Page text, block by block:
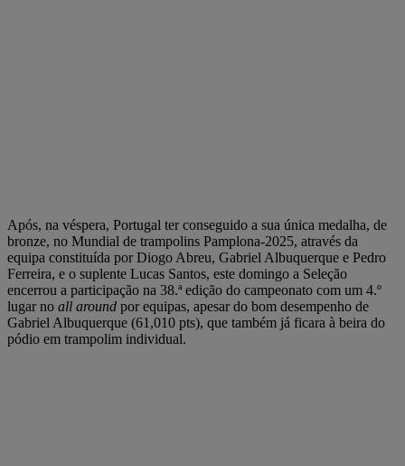
Após, na véspera, Portugal ter conseguido a sua única medalha, de
bronze, no Mundial de trampolins Pamplona-2025, através da
equipa constituída por Diogo Abreu, Gabriel Albuquerque e Pedro
Ferreira, e o suplente Lucas Santos, este domingo a Seleção
encerrou a participação na 38.ª edição do campeonato com um 4.º
lugar no all around por equipas, apesar do bom desempenho de
Gabriel Albuquerque (61,010 pts), que também já ficara à beira do
pódio em trampolim individual.